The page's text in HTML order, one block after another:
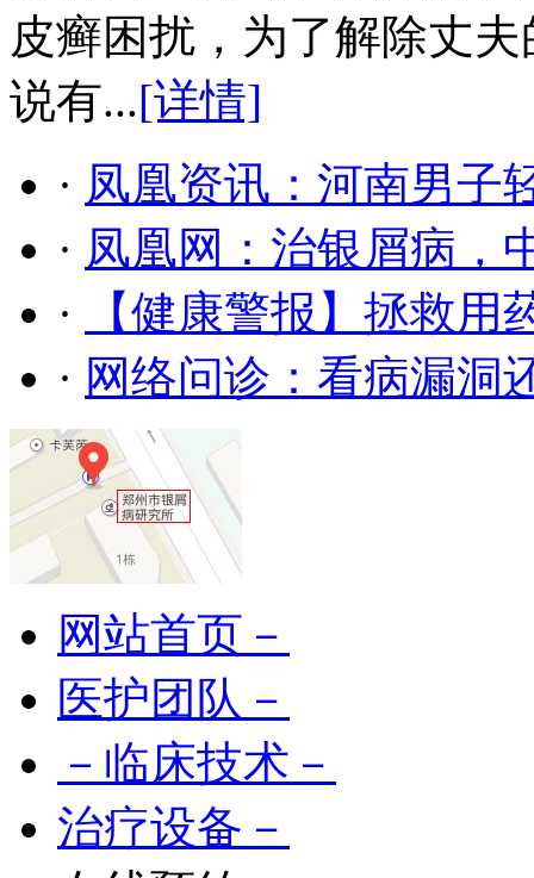
皮癣困扰，为了解除丈
说有...[详情]
· 凤凰资讯：河南男子
· 凤凰网：治银屑病，
·
【健康警报】拯救
· 网络问诊：看病漏洞
网站首页－
医护团队－
－临床技术－
治疗设备－